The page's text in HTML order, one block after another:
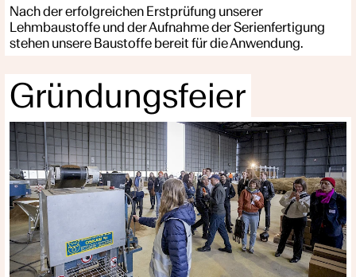
Nach der erfolgreichen Erstprüfung unserer
Lehmbaustoffe und der Aufnahme der Serienfertigung
stehen unsere Baustoffe bereit für die Anwendung.
Gründungsfeier